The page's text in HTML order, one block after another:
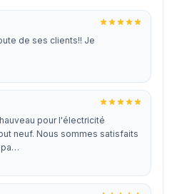
de ses clients!! Je
pour l'électricité
neuf. Nous sommes satisfaits
pa…